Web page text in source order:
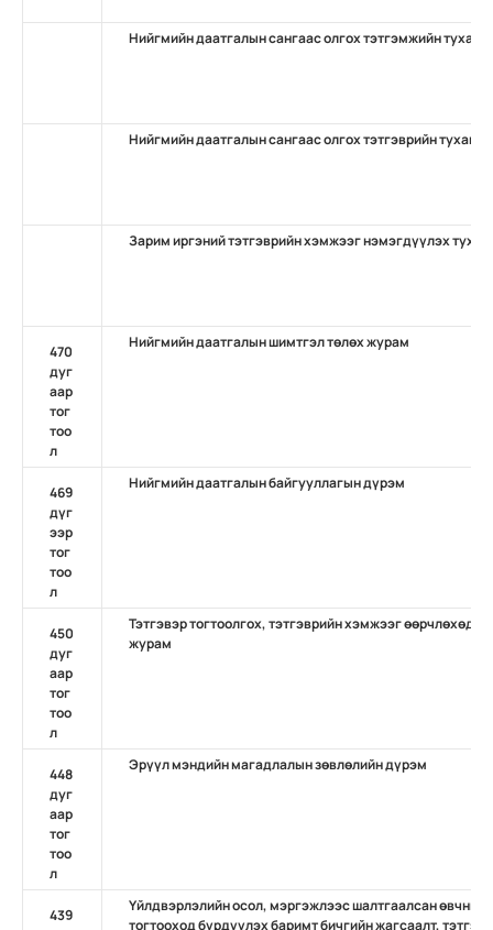
Нийгмийн даатгалын сангаас олгох тэтгэмжийн тухай
Нийгмийн даатгалын сангаас олгох тэтгэврийн тухай
Зарим иргэний тэтгэврийн хэмжээг нэмэгдүүлэх тухай
470
дуг
аар
тог
тоо
л
Нийгмийн даатгалын шимтгэл төлөх журам
469
дүг
ээр
тог
тоо
л
Нийгмийн даатгалын байгууллагын дүрэм
450
дуг
аар
тог
тоо
л
Тэтгэвэр тогтоолгох, тэтгэврийн хэмжээг өөрчлөхөд
журам
448
дуг
аар
тог
тоо
л
Эрүүл мэндийн магадлалын зөвлөлийн дүрэм
439
Үйлдвэрлэлийн осол, мэргэжлээс шалтгаалсан өвчний
тогтооход бүрдүүлэх баримт бичгийн жагсаалт,